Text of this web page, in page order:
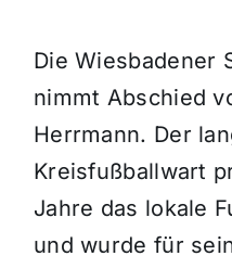
Die Wiesbadener
nimmt Abschied
Herrmann. Der
Kreisfußballwart
Jahre das lokale
und wurde für